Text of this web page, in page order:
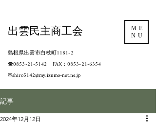
島根県出雲市白枝町1181-2
​☎0853-21-5142 FAX：0853-21-6354
​✉shiro5142@my.izumo-net.ne.jp
ME
NU
出雲民主商工会
記事
2024年12月12日